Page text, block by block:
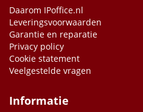
Daarom IPoffice.nl
Leveringsvoorwaarden
Garantie en reparatie
Privacy policy
Cookie statement
Veelgestelde vragen
Informatie